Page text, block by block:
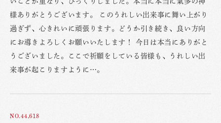
様ありがとうございます。 このうれしい出来事に舞い上がり
過ぎず、心きれいに頑張ります。どうか引き続き、良い方向
にお導きよろしくお願いいたします！ 今日は本当にありがと
うございました。ここで祈願をしている皆様も、うれしい出
来事が起こりますように…。
NO.44,618